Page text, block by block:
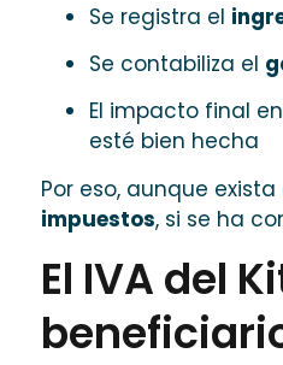
Se registra el
Se contabiliza el
El impacto final
esté bien hecha
Por eso, aunque
impuestos, si se ha
El IVA del